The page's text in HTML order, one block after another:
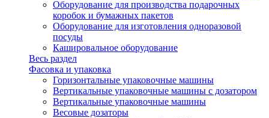
Оборудование для производства подарочных
коробок и бумажных пакетов
Оборудование для изготовления одноразовой
посуды
Кашировальное оборудование
Весь раздел
Фасовка и упаковка
Горизонтальные упаковочные машины
Вертикальные упаковочные машины с дозатором
Вертикальные упаковочные машины
Весовые дозаторы